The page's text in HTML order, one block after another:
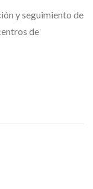
y seguimiento de
de